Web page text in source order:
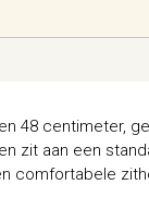
48 centimeter,
zit aan een
comfortabele